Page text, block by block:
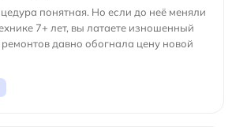
понятная. Но если до неё меняли
7+ лет, вы латаете изношенный
давно обогнала цену новой